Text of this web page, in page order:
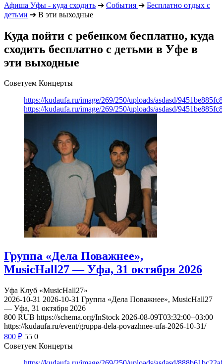
Афиша Уфы - куда сходить ➔ События ➔ Бесплатно отдых с
детьми ➔ В эти выходные
Куда пойти с ребенком бесплатно, куда
сходить бесплатно с детьми в Уфе в
эти выходные
Советуем Концерты
https://kudaufa.ru/image/269/250/uploads/asdasd/
https://kudaufa.ru/image/269/250/uploads/asdasd/
Группа «Дела Поважнее»,
MusicHall27 — Уфа, 31 октября 2026
Уфа Клуб «MusicHall27»
2026-10-31 2026-10-31 Группа «Дела Поважнее», MusicHall27
— Уфа, 31 октября 2026
800 RUB https://schema.org/InStock 2026-08-09T03:32:00+03:00
https://kudaufa.ru/event/gruppa-dela-povazhnee-ufa-2026-10-31/
800 ₽ 55 0
Советуем Концерты